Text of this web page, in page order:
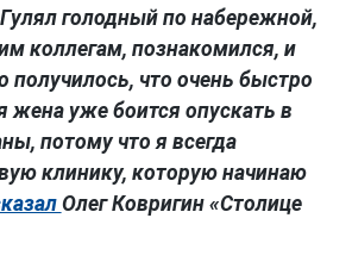
голодный по набережной,
коллегам, познакомился, и
получилось, что очень быстро
уже боится опускать в
потому что я всегда
клинику, которую начинаю
Олег Ковригин «Столице